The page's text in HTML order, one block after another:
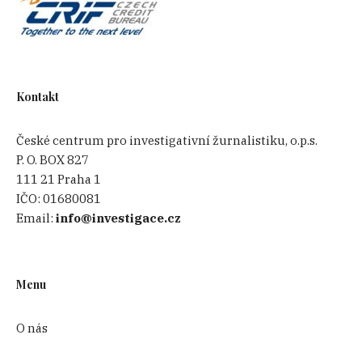
Kontakt
České centrum pro investigativní žurnalistiku, o.p.s.
P. O. BOX 827
111 21 Praha 1
IČO:01680081
Email:info@investigace.cz
Menu
O nás